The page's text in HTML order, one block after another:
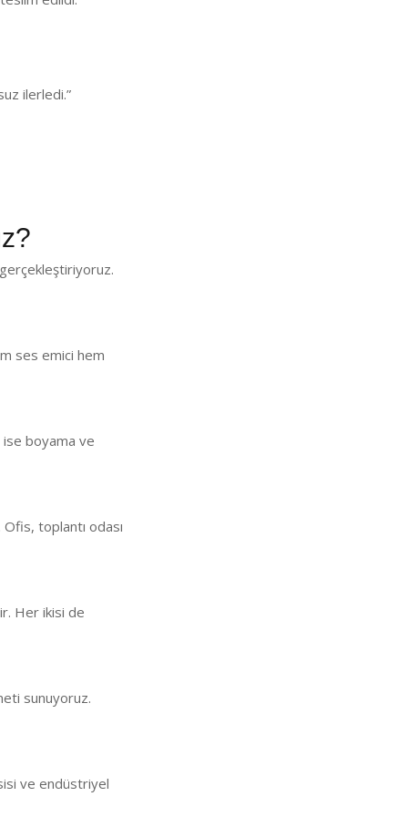
ilerledi.”
ses emici hem
ise boyama ve
toplantı odası
Her ikisi de
sunuyoruz.
ve endüstriyel